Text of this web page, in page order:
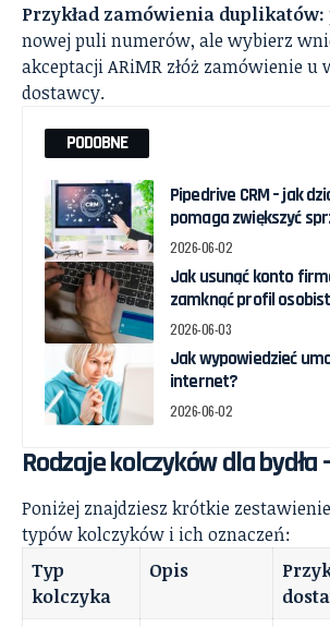
Przykład zamówienia duplikatów:
nowej puli numerów, ale wybierz
akceptacji ARiMR złóż zamówienie u
dostawcy.
PODOBNE
Pipedrive CRM – jak
pomaga zwiększyć
2026-06-02
Jak usunąć konto
zamknąć profil
2026-06-03
Jak wypowiedzieć
internet?
2026-06-02
Rodzaje kolczyków dla bydła
Poniżej znajdziesz krótkie
typów kolczyków i ich oznaczeń:
Typ
kolczyka
Opis